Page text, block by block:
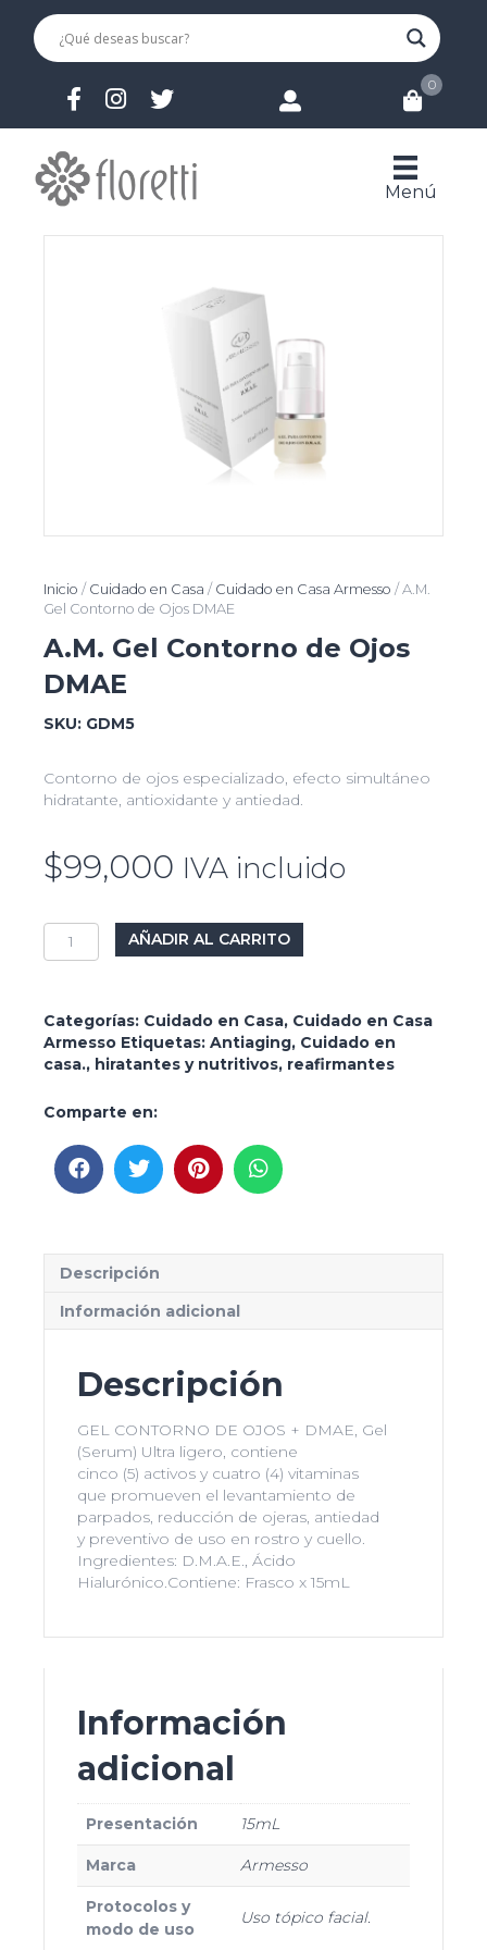
0
Menú
Inicio / Cuidado en Casa / Cuidado en Casa Armesso / A.M.
Gel Contorno de Ojos DMAE
A.M. Gel Contorno de Ojos
DMAE
SKU: GDM5
Contorno de ojos especializado, efecto simultáneo
hidratante, antioxidante y antiedad.
$99,000 IVA incluido
A.M.
Gel
Ojos
DMAE
cantidad
AÑADIR AL CARRITO
Categorías: Cuidado en Casa, Cuidado en Casa
Armesso Etiquetas: Antiaging, Cuidado en
casa., hiratantes y nutritivos, reafirmantes
Comparte en:
Descripción
Información adicional
Descripción
GEL CONTORNO DE OJOS + DMAE, Gel
(Serum) Ultra ligero, contiene
cinco (5) activos y cuatro (4) vitaminas
que promueven el levantamiento de
parpados, reducción de ojeras, antiedad
y preventivo de uso en rostro y cuello.
Ingredientes: D.M.A.E., Ácido
Hialurónico.Contiene: Frasco x 15mL
Información
adicional
Presentación 15mL
Marca Armesso
Protocolos y
modo de uso
Uso tópico facial.